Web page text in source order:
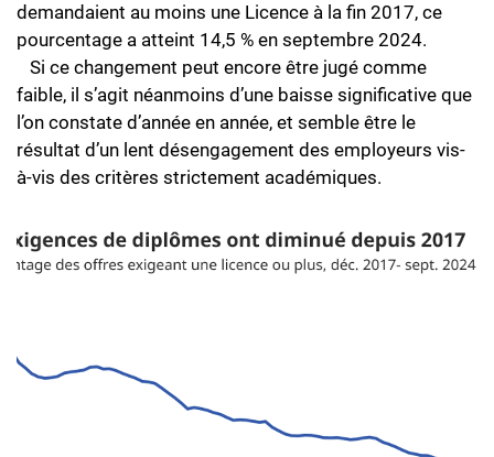
demandaient au moins une Licence à la fin 2017, ce
pourcentage a atteint 14,5 % en septembre 2024.
Si ce changement peut encore être jugé comme
faible, il s’agit néanmoins d’une baisse significative que
l’on constate d’année en année, et semble être le
résultat d’un lent désengagement des employeurs vis-
à-vis des critères strictement académiques.